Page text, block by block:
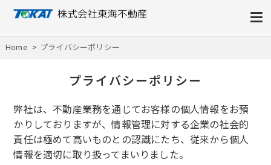
株式会社東海不動産
Home プライバシーポリシー
プライバシーポリシー
弊社は、不動産業務を通じてお客様の個人情報をお預
かりしておりますが、情報管理に対する企業の社会的
責任は極めて高いものとの認識にたち、従来から個人
情報を適切に取り扱ってまいりました。